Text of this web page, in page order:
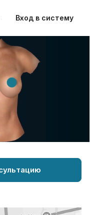
Вход в систему